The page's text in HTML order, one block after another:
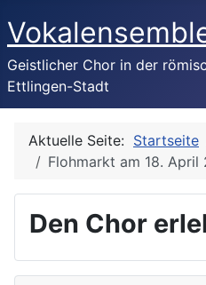
Geistlicher Chor in der
Ettlingen-Stadt
Aktuelle Seite: Startseite
Flohmarkt am 18. April
Den Chor